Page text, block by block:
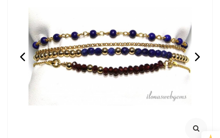
ring
Dikte 3mm
925/1e gehalte zilver
Klik ook voor 2e foto
€5,51 Incl. btw
€4,55
Afmeting ca. 9.5x7.5cm
€2,95 Incl. btw
€2,44